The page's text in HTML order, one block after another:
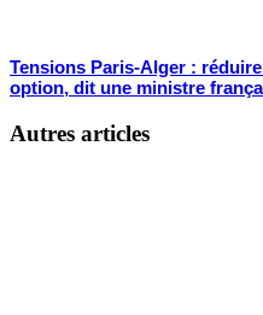
Tensions Paris-Alger :
option, dit une ministre
Autres articles